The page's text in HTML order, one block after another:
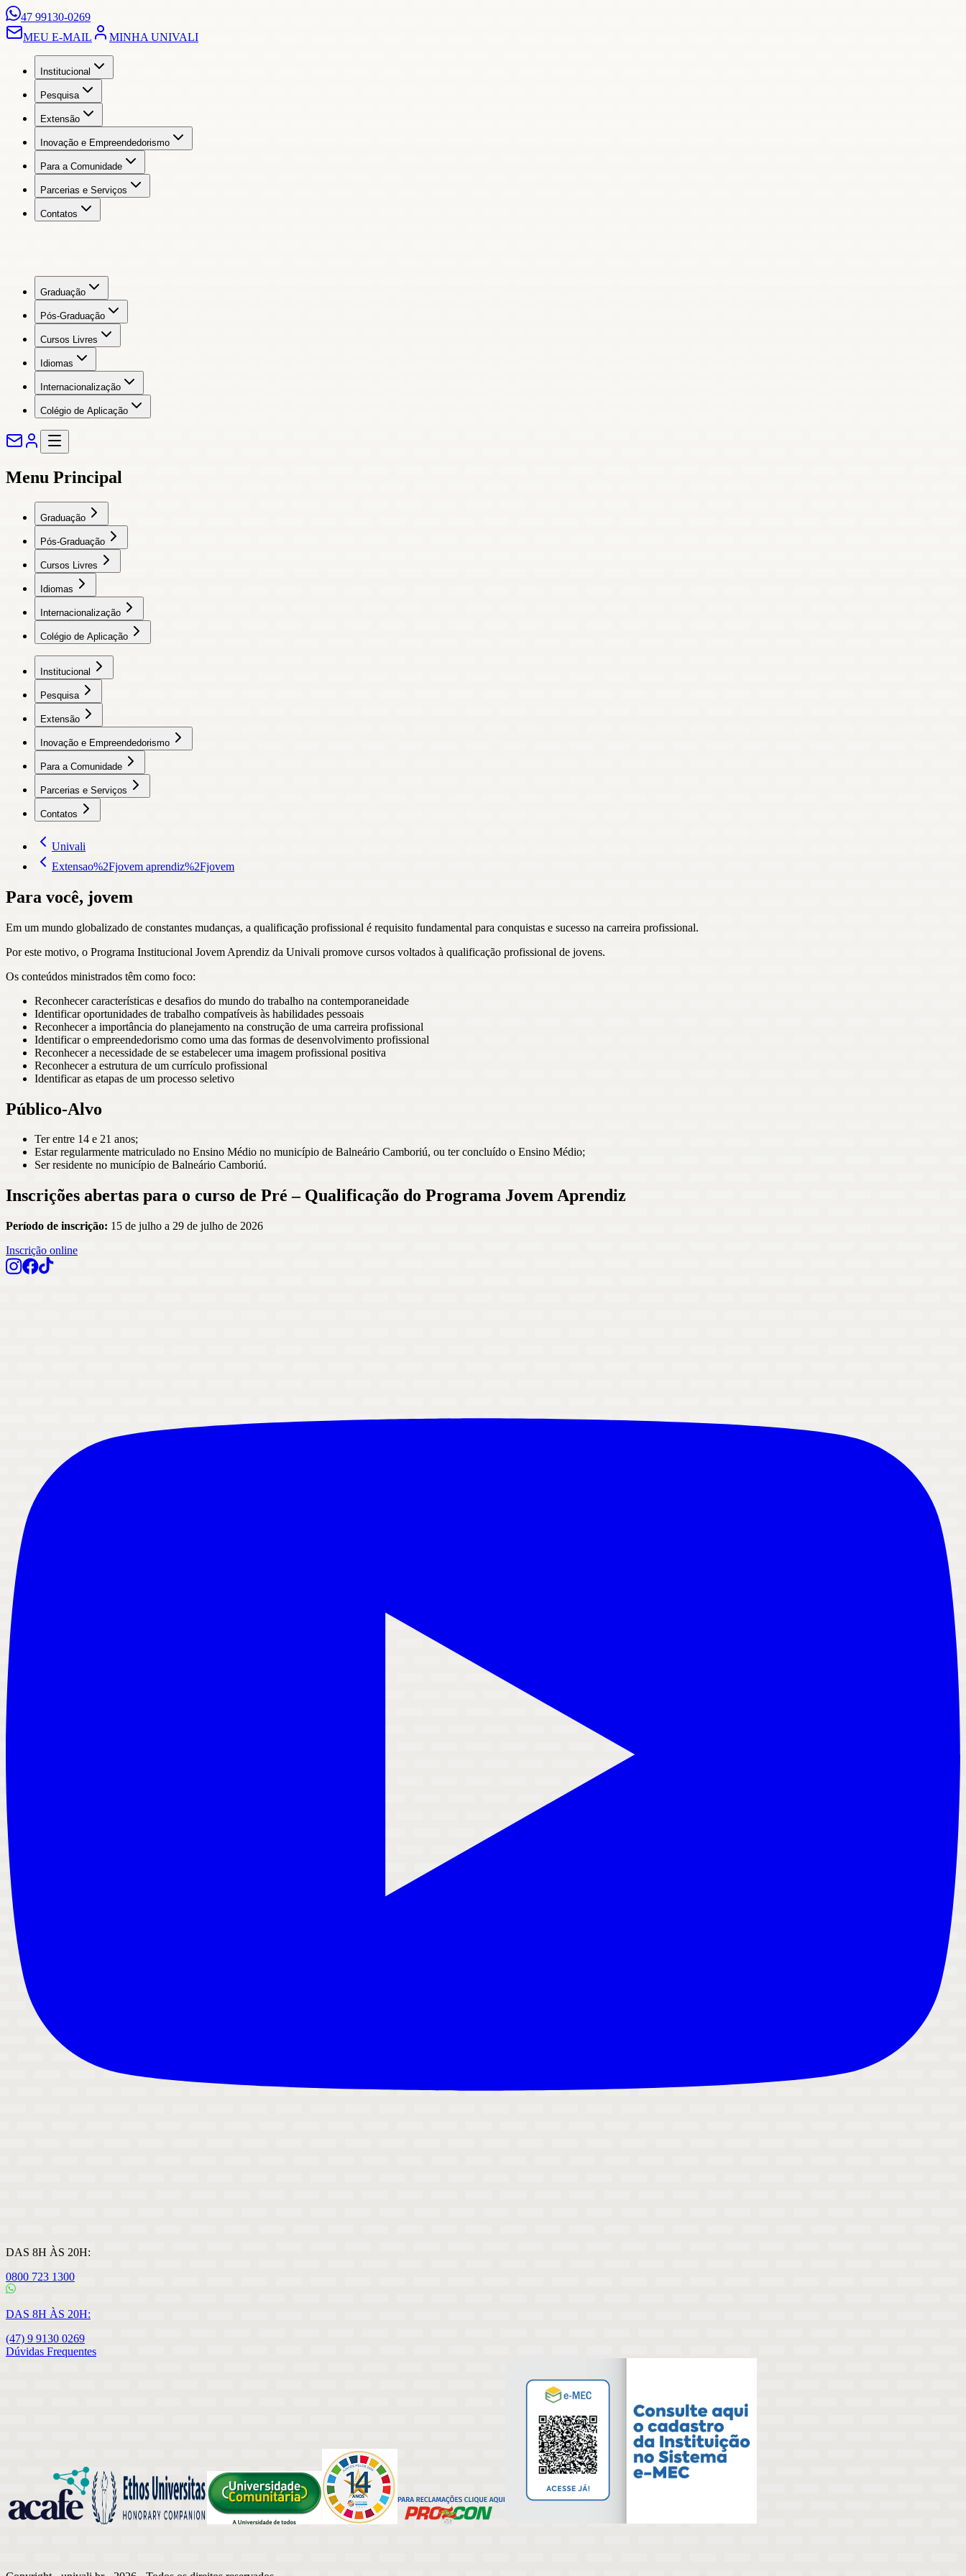
47 99130-0269
MEU E-MAIL
MINHA UNIVALI
Institucional
Pesquisa
Extensão
Inovação e Empreendedorismo
Para a Comunidade
Parcerias e Serviços
Contatos
Graduação
Pós-Graduação
Cursos Livres
Idiomas
Internacionalização
Colégio de Aplicação
Menu Principal
Graduação
Pós-Graduação
Cursos Livres
Idiomas
Internacionalização
Colégio de Aplicação
Institucional
Pesquisa
Extensão
Inovação e Empreendedorismo
Para a Comunidade
Parcerias e Serviços
Contatos
Univali
Extensao%2Fjovem aprendiz%2Fjovem
Para você, jovem
Em um mundo globalizado de constantes mudanças, a qualificação profissional é requisito fundamental para conquistas e sucesso na carreira profissional.
Por este motivo, o Programa Institucional Jovem Aprendiz da Univali promove cursos voltados à qualificação profissional de jovens.
Os conteúdos ministrados têm como foco:
Reconhecer características e desafios do mundo do trabalho na contemporaneidade
Identificar oportunidades de trabalho compatíveis às habilidades pessoais
Reconhecer a importância do planejamento na construção de uma carreira profissional
Identificar o empreendedorismo como uma das formas de desenvolvimento profissional
Reconhecer a necessidade de se estabelecer uma imagem profissional positiva
Reconhecer a estrutura de um currículo profissional
Identificar as etapas de um processo seletivo
Público-Alvo
Ter entre 14 e 21 anos;
Estar regularmente matriculado no Ensino Médio no município de Balneário Camboriú, ou ter concluído o Ensino Médio;
Ser residente no município de Balneário Camboriú.
Inscrições abertas para o curso de Pré – Qualificação do Programa Jovem Aprendiz
Período de inscrição: 15 de julho a 29 de julho de 2026
Inscrição online
DAS 8H ÀS 20H:
0800 723 1300
DAS 8H ÀS 20H:
(47) 9 9130 0269
Dúvidas Frequentes